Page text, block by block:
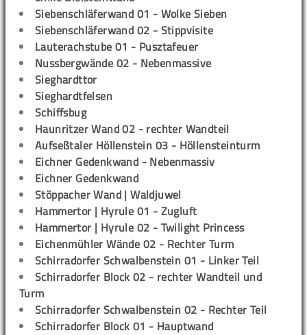
Siebenschläferwand 01 - Wolke Sieben
Siebenschläferwand 02 - Stippvisite
Lauterachstube 01 - Pusztafeuer
Nussbergwände 02 - Nebenmassive
Sieghardttor
Sieghardtfelsen
Schiffsbug
Haunritzer Wand 02 - rechter Wandteil
Aufseßtaler Höllenstein 03 - Höllensteinturm
Eichner Gedenkwand - Nebenmassiv
Eichner Gedenkwand
Stöppacher Wand | Waldjuwel
Hammertor | Hyrule 01 - Zugluft
Hammertor | Hyrule 02 - Twilight Princess
Eichenmühler Wände 02 - Rechter Turm
Schirradorfer Schwalbenstein 01 - Linker Teil
Schirradorfer Block 02 - rechter Wandteil und
Turm
Schirradorfer Schwalbenstein 02 - Rechter Teil
Schirradorfer Block 01 - Hauptwand